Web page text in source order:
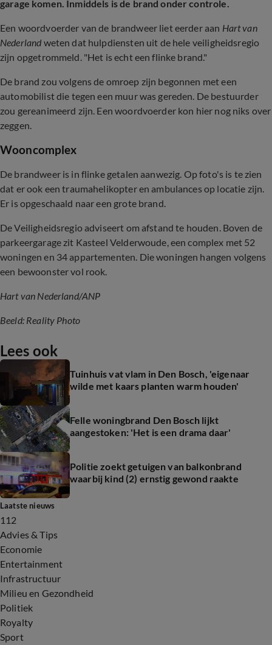
garage komen. Inmiddels is de brand onder controle.
Een woordvoerder van de brandweer liet eerder aan Hart van
Nederland weten dat hulpdiensten uit de hele veiligheidsregio
zijn opgetrommeld. "Het is echt een flinke brand."
De brand zou volgens de omroep zijn begonnen met een
automobilist die tegen een muur was gereden. De bestuurder
zou gereanimeerd zijn. Een woordvoerder kon hier nog niks over
zeggen.
Wooncomplex
De brandweer is in flinke getalen aanwezig. Op foto's is te zien
dat er ook een traumahelikopter en ambulances op locatie zijn.
Er is opgeschaald naar een grote brand.
De Veiligheidsregio adviseert om afstand te houden. Boven de
parkeergarage zit Kasteel Velderwoude, een complex met 52
woningen en 34 appartementen. Die woningen hangen volgens
een bewoonster vol rook.
Hart van Nederland/ANP
Beeld: Reality Photo
Lees ook
Tuinhuis vat vlam in Den Bosch, 'eigenaar
wilde met kaars planten warm houden'
Felle woningbrand Den Bosch lijkt
aangestoken: 'Het is een drama daar'
Politie zoekt getuigen van balkonbrand
waarbij kind (2) ernstig gewond raakte
Laatste nieuws
112
Advies & Tips
Economie
Entertainment
Infrastructuur
Milieu en Gezondheid
Politiek
Royalty
Sport